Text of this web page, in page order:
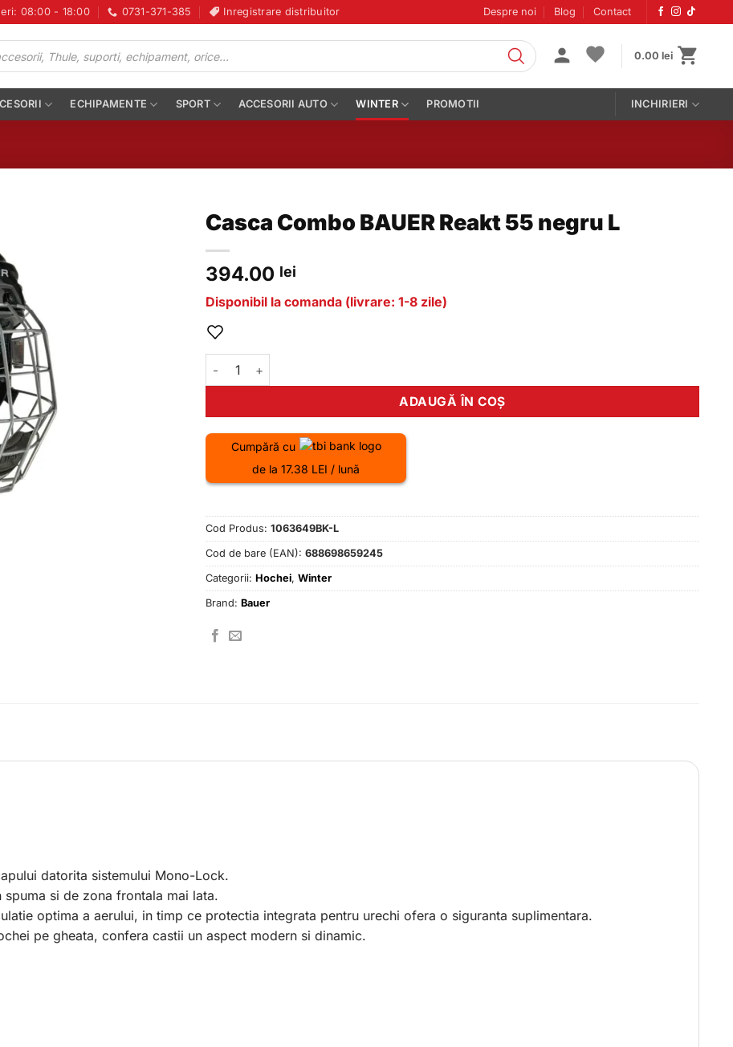
08:00 - 18:00 0731-371-385 Inregistrare distribuitor Despre noi Blog Contact
0.00 lei
ECHIPAMENTE SPORT ACCESORII AUTO WINTER PROMOTII INCHIRIERI
Casca Combo BAUER Reakt 55 negru L
394.00 lei
Disponibil la comanda (livrare: 1-8 zile)
Cantitate Casca Combo BAUER Reakt 55 negru L
ADAUGĂ ÎN COȘ
Cumpără cu
de la 17.38 LEI / lună
Cod Produs: 1063649BK-L
Cod de bare (EAN): 688698659245
Categorii: Hochei, Winter
Brand: Bauer
datorita sistemului Mono-Lock.
si de zona frontala mai lata.
optima a aerului, in timp ce protectia integrata pentru urechi ofera o siguranta suplimentara.
pe gheata, confera castii un aspect modern si dinamic.